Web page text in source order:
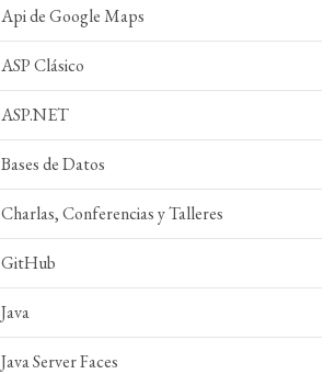
Api de Google Maps
ASP Clásico
ASP.NET
Bases de Datos
Charlas, Conferencias y Talleres
GitHub
Java
Java Server Faces